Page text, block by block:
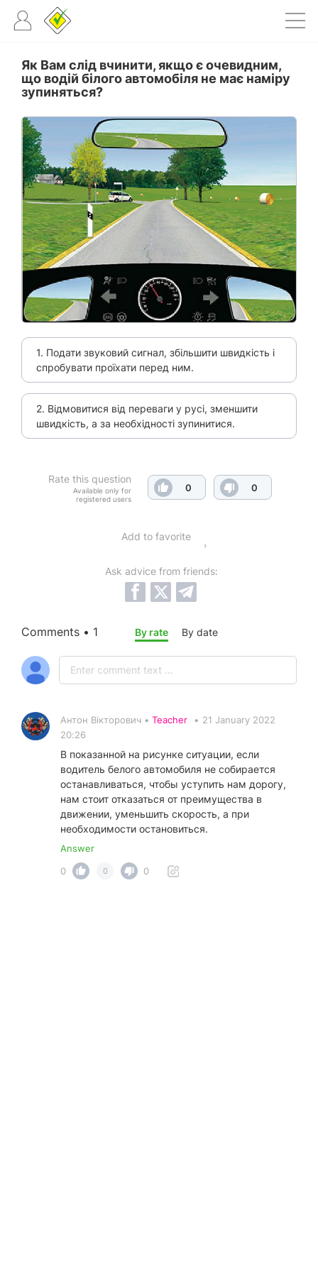
Як Вам слід вчинити, якщо є очевидним,
що водій білого автомобіля не має наміру
зупиняться?
1. Подати звуковий сигнал, збільшити швидкість і
спробувати проїхати перед ним.
2. Відмовитися від переваги у русі, зменшити
швидкість, а за необхідності зупинитися.
Rate this question
Available only for
registered users
0 0
Add to favorite
Ask advice from friends:
Comments • 1 By rate By date
Антон Вікторович • Teacher • 21 January 2022
20:26
В показанной на рисунке ситуации, если
водитель белого автомобиля не собирается
останавливаться, чтобы уступить нам дорогу,
нам стоит отказаться от преимущества в
движении, уменьшить скорость, а при
необходимости остановиться.
Answer
0
0 0